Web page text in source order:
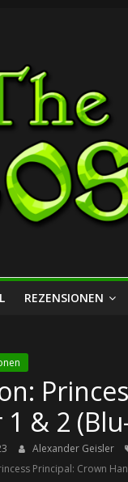
REZENSIONEN
& 2
Alexander Geisler
Principal: Crown